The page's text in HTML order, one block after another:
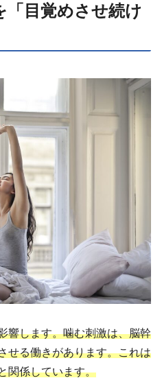
「目覚めさせ続け
響します。噛む刺激は、脳幹
せる働きがあります。これは
関係しています。